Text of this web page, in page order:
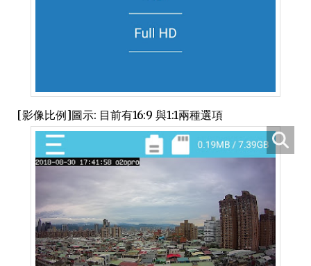
[影像比例]圖示: 目前有16:9 與1:1兩種選項